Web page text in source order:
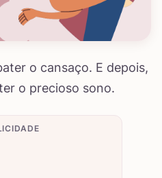
o cansaço. E depois,
o precioso sono.